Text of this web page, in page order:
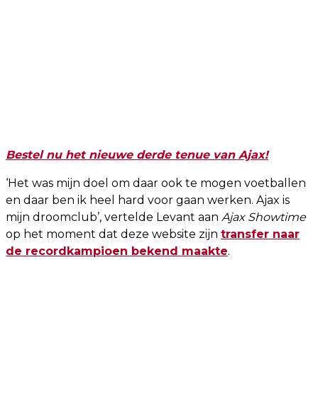
Bestel nu het nieuwe derde tenue van Ajax!
‘Het was mijn doel om daar ook te mogen voetballen
en daar ben ik heel hard voor gaan werken. Ajax is
mijn droomclub’, vertelde Levant aan Ajax Showtime
op het moment dat deze website zijn transfer naar
de recordkampioen bekend maakte.